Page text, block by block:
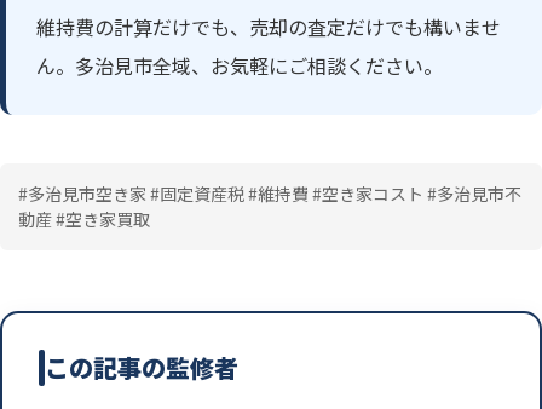
維持費の計算だけでも、売却の査定だけでも構いませ
ん。多治見市全域、お気軽にご相談ください。
#多治見市空き家 #固定資産税 #維持費 #空き家コスト #多治見市不
動産 #空き家買取
この記事の監修者